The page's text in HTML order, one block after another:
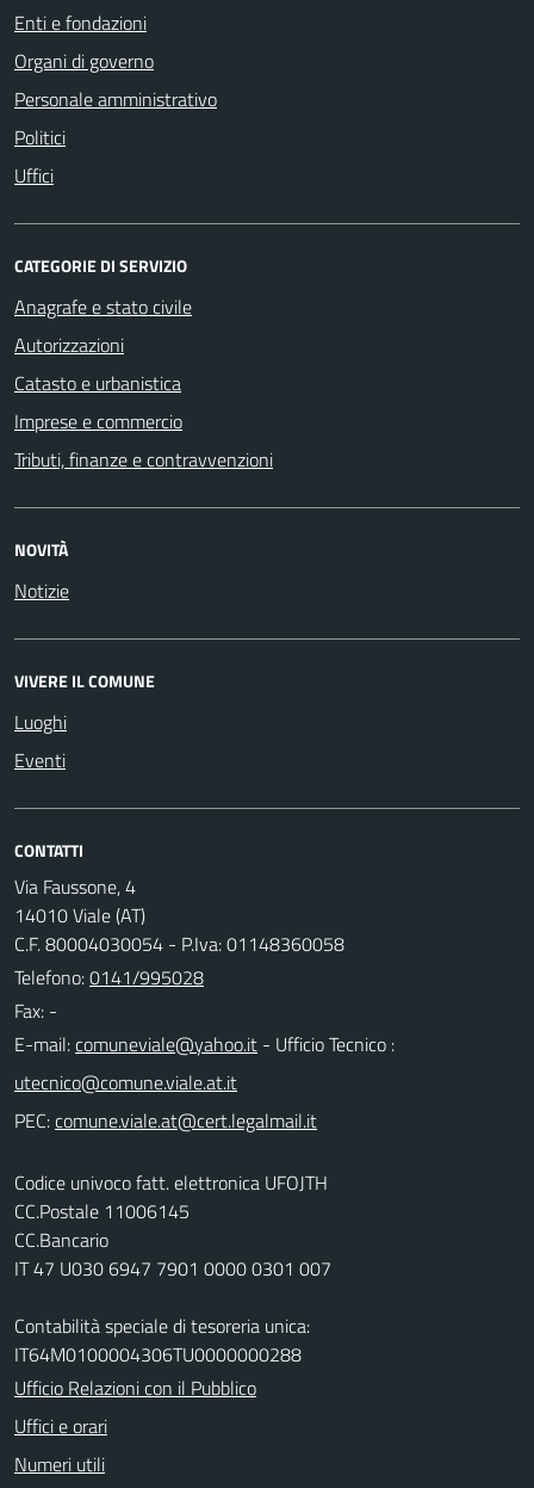
Enti e fondazioni
Organi di governo
Personale amministrativo
Politici
Uffici
CATEGORIE DI SERVIZIO
Anagrafe e stato civile
Autorizzazioni
Catasto e urbanistica
Imprese e commercio
Tributi, finanze e contravvenzioni
NOVITÀ
Notizie
VIVERE IL COMUNE
Luoghi
Eventi
CONTATTI
Via Faussone, 4
14010 Viale (AT)
C.F. 80004030054 - P.Iva: 01148360058
Telefono:0141/995028
Fax: -
E-mail:
- Ufficio Tecnico :
PEC:
Codice univoco fatt. elettronica UFOJTH
CC.Postale 11006145
CC.Bancario
IT 47 U030 6947 7901 0000 0301 007
Contabilità speciale di tesoreria unica:
IT64M0100004306TU0000000288
Ufficio Relazioni con il Pubblico
Uffici e orari
Numeri utili